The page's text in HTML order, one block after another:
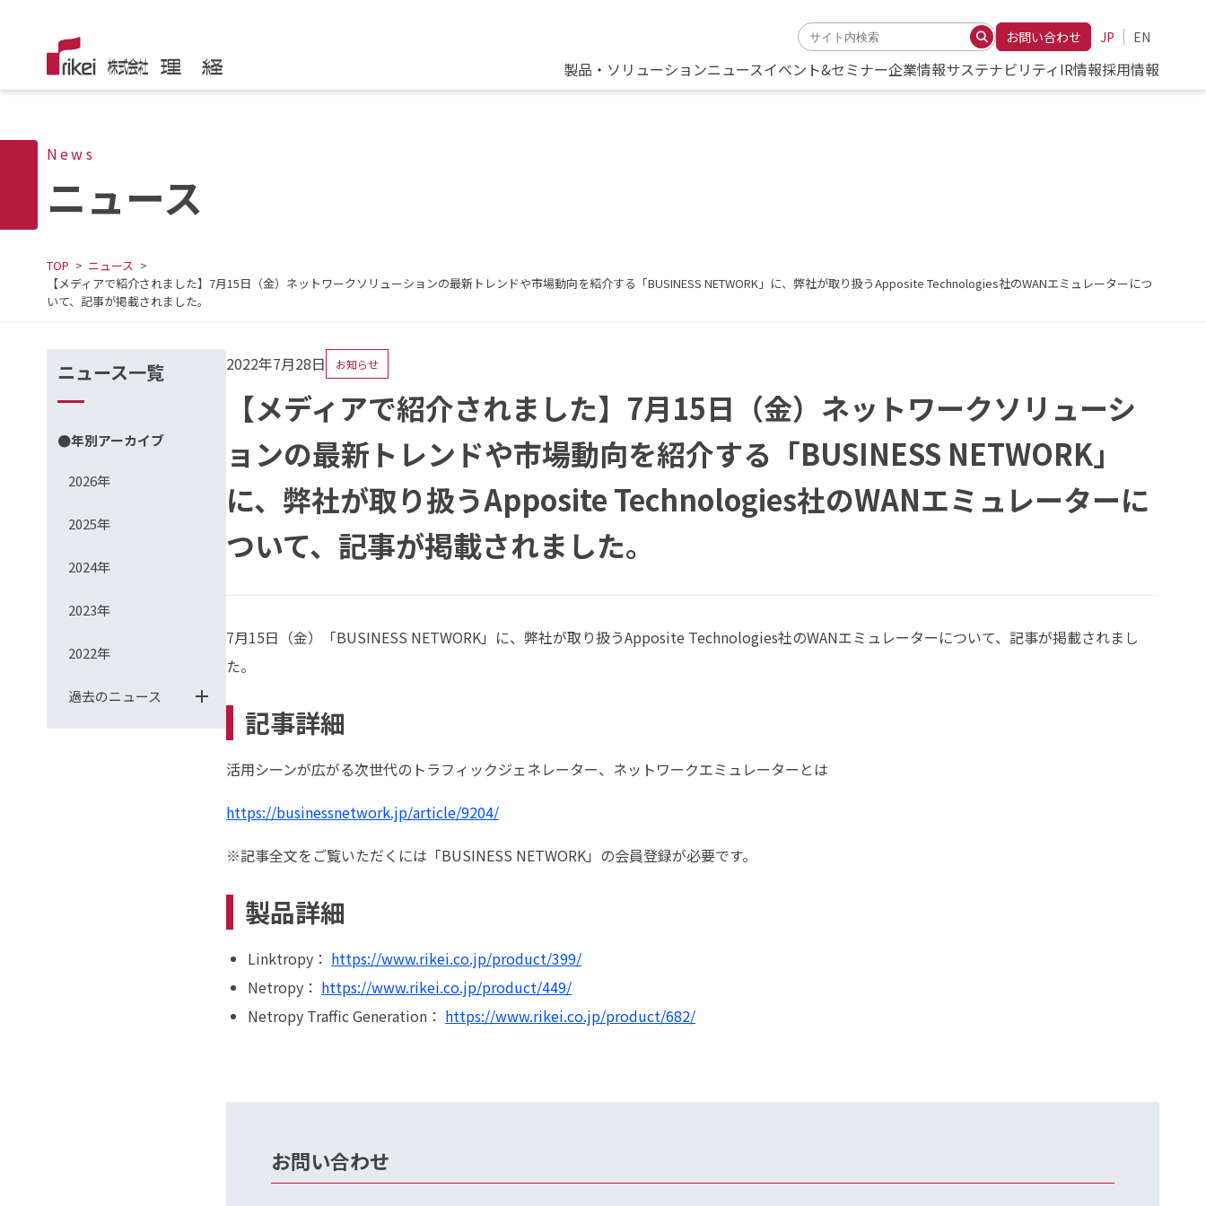
お問い合わせ JP EN
製品・ソリューションニュースイベント&セミナー企業情報サステナビリティIR情報採用情報
News
ニュース
TOP
ニュース
【メディアで紹介されました】7月15日（金）ネットワークソリューションの最新トレンドや市場動向を紹介する「BUSINESS NETWORK」に、弊社が取り扱うApposite Technologies社のWANエミュレーターにつ
いて、記事が掲載されました。
ニュース一覧
●年別アーカイブ
2026年
2025年
2024年
2023年
2022年
過去のニュース
2022年7月28日 お知らせ
【メディアで紹介されました】7月15日（金）ネットワークソリューシ
ョンの最新トレンドや市場動向を紹介する「BUSINESS NETWORK」
に、弊社が取り扱うApposite Technologies社のWANエミュレーターに
ついて、記事が掲載されました。
7月15日（金）「BUSINESS NETWORK」に、弊社が取り扱うApposite Technologies社のWANエミュレーターについて、記事が掲載されまし
た。
記事詳細
活用シーンが広がる次世代のトラフィックジェネレーター、ネットワークエミュレーターとは
https://businessnetwork.jp/article/9204/
※記事全文をご覧いただくには「BUSINESS NETWORK」の会員登録が必要です。
製品詳細
Linktropy： https://www.rikei.co.jp/product/399/
Netropy： https://www.rikei.co.jp/product/449/
Netropy Traffic Generation： https://www.rikei.co.jp/product/682/
お問い合わせ